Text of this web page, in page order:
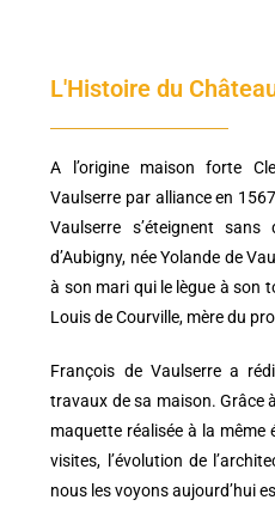
L'Histoire du
A l’origine maison forte
Vaulserre par alliance en
Vaulserre s’éteignent sans
d’Aubigny, née Yolande de
à son mari qui le lègue à son
Louis de Courville, mère du
François de Vaulserre a
travaux de sa maison. Grâce
maquette réalisée à la même
visites, l’évolution de
nous les voyons aujourd’hui